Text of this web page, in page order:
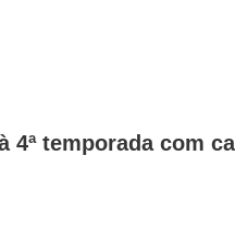
4ª temporada com